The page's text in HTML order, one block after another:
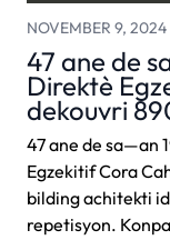
NOVEMBER 9, 2024
47 ane de
Direktè
dekouvri
47 ane de sa—an
Egzekitif Cora
bilding achitekti
repetisyon.